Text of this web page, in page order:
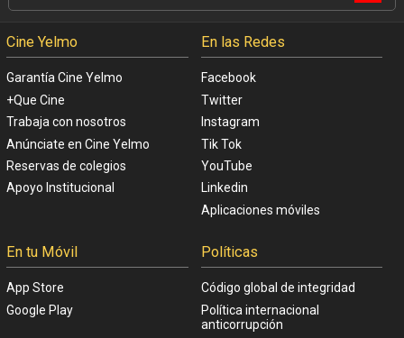
Cine Yelmo
Garantía Cine Yelmo
+Que Cine
Trabaja con nosotros
Anúnciate en Cine Yelmo
Reservas de colegios
Apoyo Institucional
En las Redes
Facebook
Twitter
Instagram
Tik Tok
YouTube
Linkedin
Aplicaciones móviles
En tu Móvil
App Store
Google Play
Políticas
Código global de integridad
Política internacional
anticorrupción